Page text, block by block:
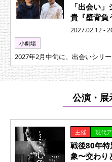
「出会い
貴『壁背負
2027.02.12 -
小劇場
2027年2月中旬に、出会いシリ
公演・展
主催 現代
戦後80年
象〜交わり